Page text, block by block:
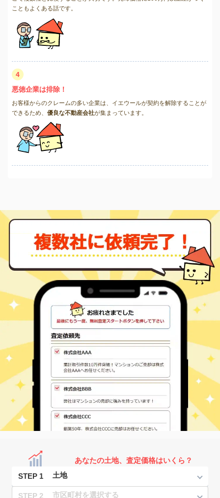
こともよくある話です。
4
悪徳企業は排除！
お客様からのクレームの多い企業は、イエウールが契約を解除することが
できるため、 優良な不動産会社が集まっています。
あなたの土地、査定価格はいくら？
STEP 1
STEP 2